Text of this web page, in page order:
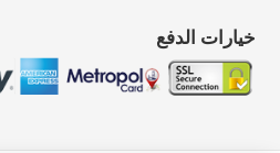
خيارات الدفع